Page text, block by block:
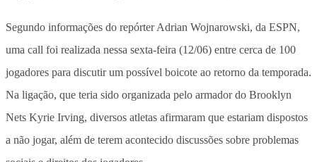
Segundo informações do repórter Adrian Wojnarowski, da ESPN,
uma call foi realizada nessa sexta-feira (12/06) entre cerca de 100
jogadores para discutir um possível boicote ao retorno da temporada.
Na ligação, que teria sido organizada pelo armador do Brooklyn
Nets Kyrie Irving, diversos atletas afirmaram que estariam dispostos
a não jogar, além de terem acontecido discussões sobre problemas